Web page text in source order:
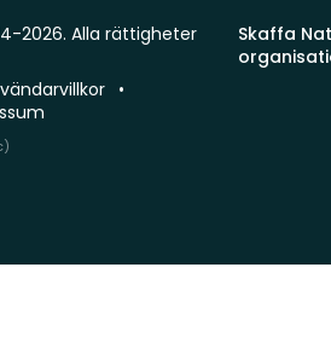
Skaffa
2026. Alla rättigheter